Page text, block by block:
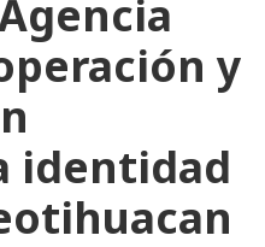
y
identidad